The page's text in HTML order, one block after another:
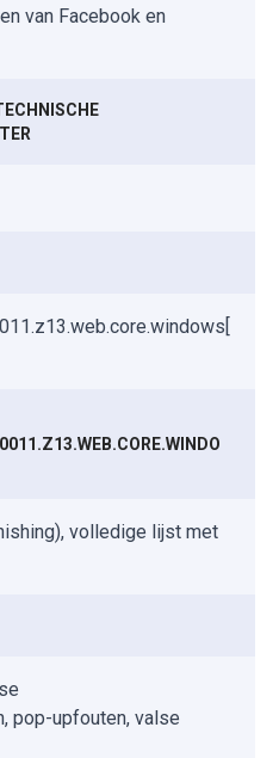
van Facebook en
volledige lijst met
pop-upfouten, valse